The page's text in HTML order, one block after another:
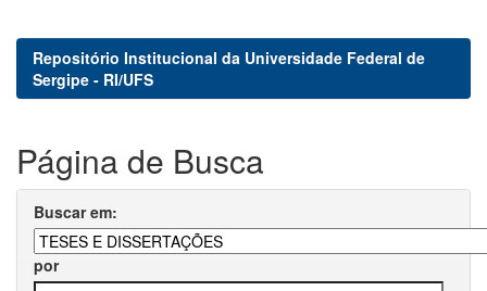
Repositório Institucional da Universidade Federal de
Sergipe - RI/UFS
Página de Busca
Buscar em:
por